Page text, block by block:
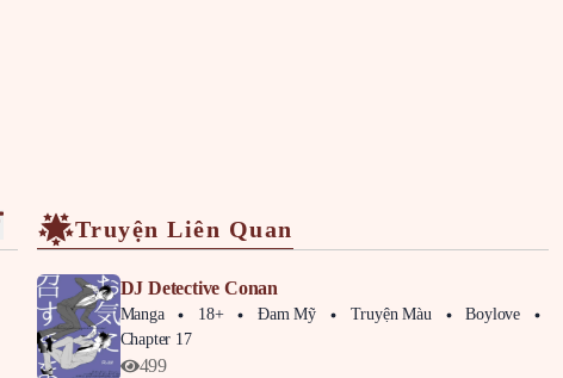
Truyện Liên Quan
DJ Detective Conan
Manga 18+ Đam Mỹ Truyện Màu Boylove
Chapter 17
499